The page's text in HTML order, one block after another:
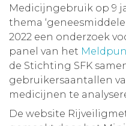
Medicijngebruik op 9
thema
2022 een onderzoek
panel van het
de Stichting SFK
gebruikersaantallen
medicijnen te
De website